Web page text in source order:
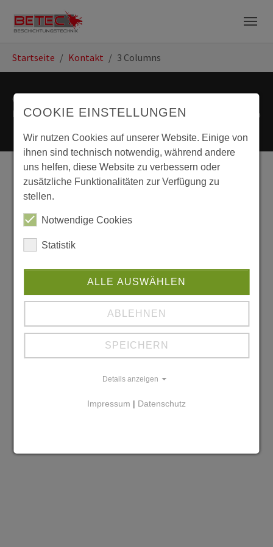
Startseite Kontakt 3 Columns
© 2023 BETEC
Beschichtungstechnik GmbH
Impressum
Sitemap
COOKIE EINSTELLUNGEN
Wir nutzen Cookies auf unserer Website. Einige von
ihnen sind technisch notwendig, während andere
uns helfen, diese Website zu verbessern oder
zusätzliche Funktionalitäten zur Verfügung zu
stellen.
Notwendige Cookies
Statistik
ALLE AUSWÄHLEN
ABLEHNEN
SPEICHERN
Details anzeigen
Impressum | Datenschutz